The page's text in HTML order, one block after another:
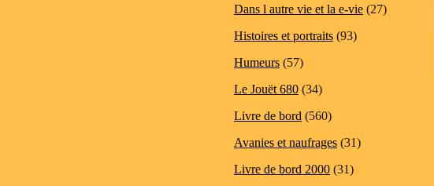
Dans l autre vie et la e-vie (27)
Histoires et portraits (93)
Humeurs (57)
Le Jouët 680 (34)
Livre de bord (560)
Avanies et naufrages (31)
Livre de bord 2000 (31)